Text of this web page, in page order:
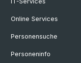
Online Services
Personensuche
Personeninfo